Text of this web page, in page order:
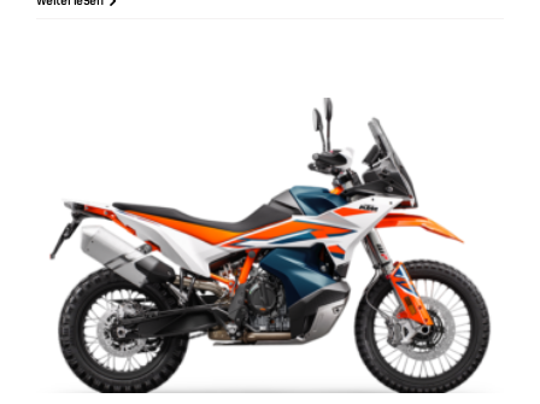
KTM 890 ADVENTURE R